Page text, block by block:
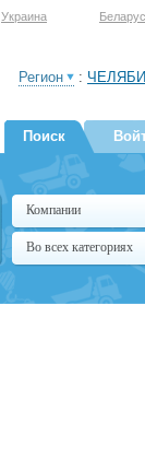
Украина
Регион :
Поиск
Компании
Во всех категориях